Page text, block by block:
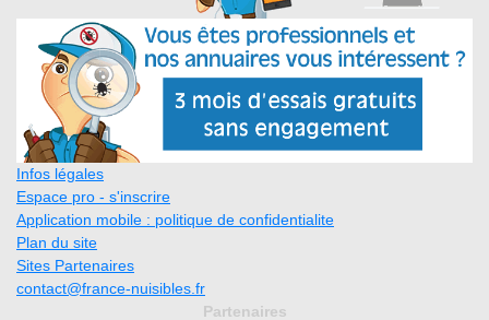
Infos légales
Espace pro - s'inscrire
Application mobile : politique de confidentialite
Plan du site
Sites Partenaires
contact@france-nuisibles.fr
Partenaires